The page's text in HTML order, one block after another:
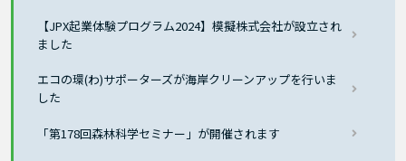
【JPX起業体験プログラム2024】模擬株式会社が設立され
ました
エコの環(わ)サポーターズが海岸クリーンアップを行いま
した
「第178回森林科学セミナー」が開催されます